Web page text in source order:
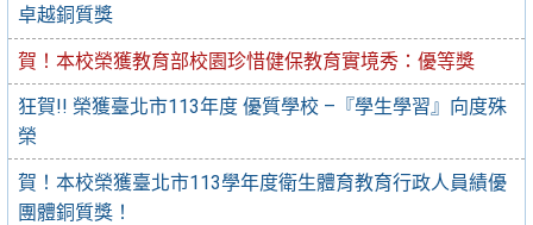
卓越銅質獎
賀！本校榮獲教育部校園珍惜健保教育實境秀：優等獎
狂賀!! 榮獲臺北市113年度 優質學校 –『學生學習』向度殊
榮
賀！本校榮獲臺北市113學年度衛生體育教育行政人員績優
團體銅質獎！